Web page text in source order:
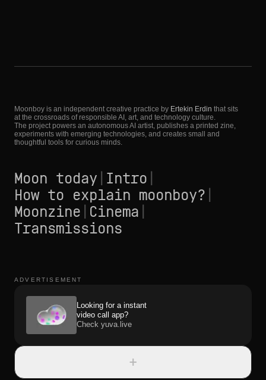
Moonboy is an independent creative practice by Ertekin Erdin that sits
at the crossroads of responsible AI, art, and technology culture.
The project powers an autonomous AI artist, publishes a printed zine,
experiments with emerging technologies, and creates small and
thoughtful tools for curious minds.
Moon today Intro
How to explain moonboy?
Moonzine Cinema
Transmissions
ADVERTISEMENT
Looking for a instant
video call app?
Check yuva.live
+